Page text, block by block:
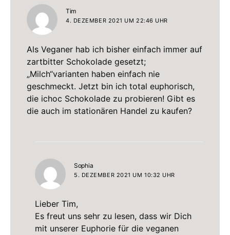
Tim
4. DEZEMBER 2021 UM 22:46 UHR
Als Veganer hab ich bisher einfach immer auf
zartbitter Schokolade gesetzt;
„Milch“varianten haben einfach nie
geschmeckt. Jetzt bin ich total euphorisch,
die ichoc Schokolade zu probieren! Gibt es
die auch im stationären Handel zu kaufen?
Sophia
5. DEZEMBER 2021 UM 10:32 UHR
Lieber Tim,
Es freut uns sehr zu lesen, dass wir Dich
mit unserer Euphorie für die veganen